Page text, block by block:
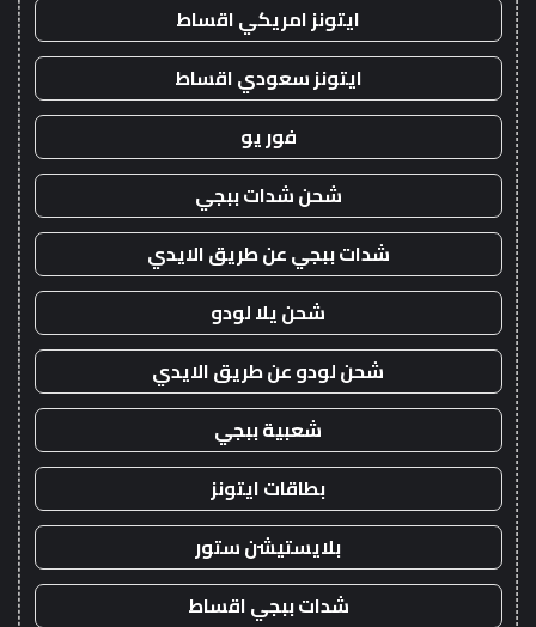
ايتونز امريكي اقساط
ايتونز سعودي اقساط
فور يو
شحن شدات ببجي
شدات ببجي عن طريق الايدي
شحن يلا لودو
شحن لودو عن طريق الايدي
شعبية ببجي
بطاقات ايتونز
بلايستيشن ستور
شدات ببجي اقساط